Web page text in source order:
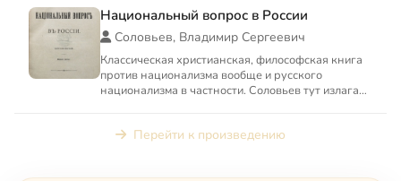
Национальный вопрос в России
Соловьев, Владимир Сергеевич
Классическая христианская, философская книга
против национализма вообще и русского
национализма в частности. Соловьев тут излагает
Перейти к произведению